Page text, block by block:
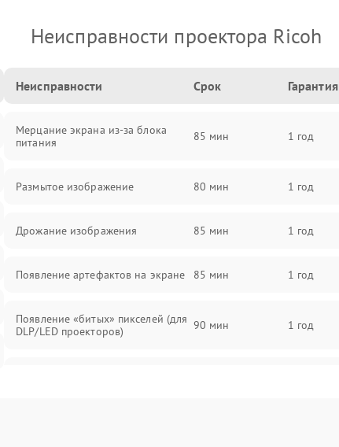
Неисправности проектора Ricoh
Неисправности Срок Гарантия
Мерцание экрана из-за блока
питания
85 мин 1 год
Размытое изображение 80 мин 1 год
Дрожание изображения 85 мин 1 год
Появление артефактов на экране 85 мин 1 год
Появление «битых» пикселей (для
DLP/LED проекторов)
90 мин 1 год